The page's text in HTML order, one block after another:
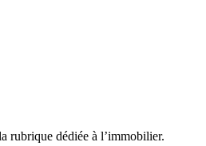
rubrique dédiée à l’immobilier.